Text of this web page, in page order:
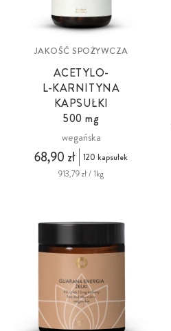
JAKOŚĆ SPOŻYWCZA
ACETYLO-
L-KARNITYNA
KAPSUŁKI
500mg
wegańska
68,90 zł
120 kapsułek
913,79 zł / 1kg